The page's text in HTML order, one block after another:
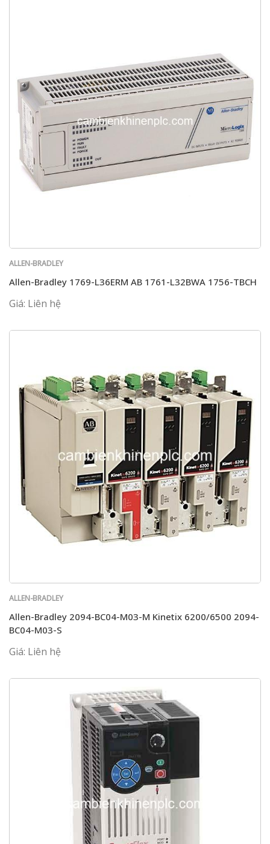
ALLEN-BRADLEY
Allen-Bradley 1769-L36ERM AB 1761-L32BWA 1756-TBCH
Giá: Liên hệ
ALLEN-BRADLEY
Allen-Bradley 2094-BC04-M03-M Kinetix 6200/6500 2094-
BC04-M03-S
Giá: Liên hệ